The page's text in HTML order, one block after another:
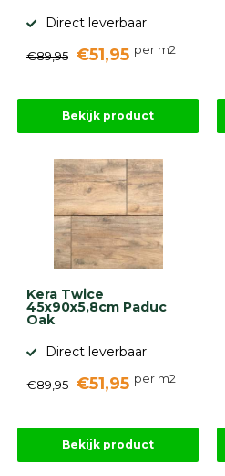
Direct leverbaar
€89,95 €51,95 per m2
Bekijk product
Kera Twice
45x90x5,8cm Paduc
Oak
Direct leverbaar
€89,95 €51,95 per m2
Bekijk product